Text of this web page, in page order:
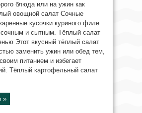
блюда или на ужин как
овощной салат Сочные
кусочки куриного филе
и сытным. Тёплый салат
Этот вкусный тёплый салат
заменить ужин или обед тем,
питанием и избегает
Тёплый картофельный салат
»